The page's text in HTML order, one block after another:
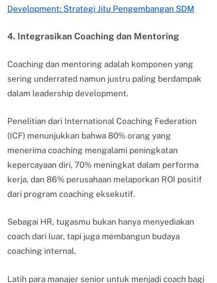
Development: Strategi Jitu Pengembangan SDM
4. Integrasikan Coaching dan Mentoring
Coaching dan mentoring adalah komponen yang
sering underrated namun justru paling berdampak
dalam leadership development.
Penelitian dari International Coaching Federation
(ICF) menunjukkan bahwa 80% orang yang
menerima coaching mengalami peningkatan
kepercayaan diri, 70% meningkat dalam performa
kerja, dan 86% perusahaan melaporkan ROI positif
dari program coaching eksekutif.
Sebagai HR, tugasmu bukan hanya menyediakan
coach dari luar, tapi juga membangun budaya
coaching internal.
Latih para manajer senior untuk menjadi coach bagi